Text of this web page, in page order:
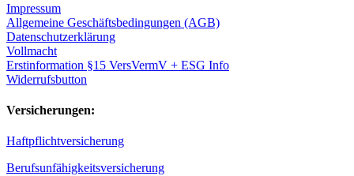
Impressum
Allgemeine Geschäftsbedingungen (AGB)
Datenschutzerklärung
Vollmacht
Erstinformation §15 VersVermV + ESG Info
Widerrufsbutton
Versicherungen:
Haftpflichtversicherung
Berufsunfähigkeitsversicherung